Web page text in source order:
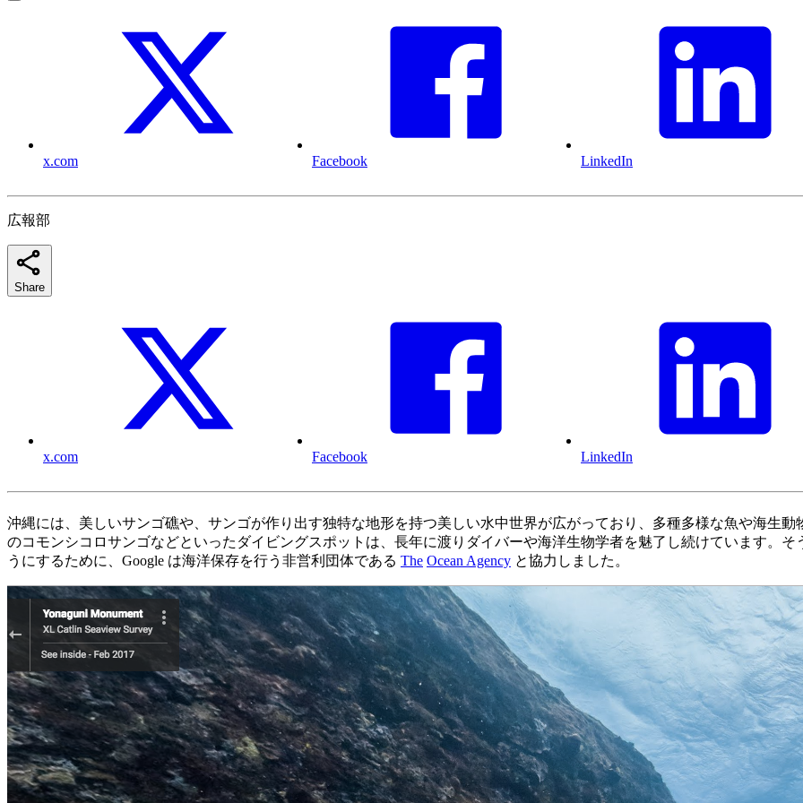
x.com Facebook LinkedIn
広報部
Share
x.com Facebook LinkedIn
沖縄には、美しいサンゴ礁や、サンゴが作り出す独特な地形を持つ美しい水中世界が広がっており、多種多様な魚や海生
のコモンシコロサンゴなどといったダイビングスポットは、長年に渡りダイバーや海洋生物学者を魅了し続けています。
うにするために、Google は海洋保存を行う非営利団体である The Ocean Agency と協力しました。